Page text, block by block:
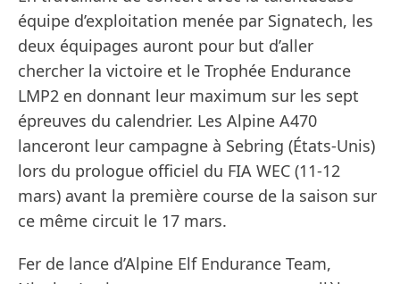
équipe d’exploitation menée par Signatech, les
deux équipages auront pour but d’aller
chercher la victoire et le Trophée Endurance
LMP2 en donnant leur maximum sur les sept
épreuves du calendrier. Les Alpine A470
lanceront leur campagne à Sebring (États-Unis)
lors du prologue officiel du FIA WEC (11-12
mars) avant la première course de la saison sur
ce même circuit le 17 mars.
Fer de lance d’Alpine Elf Endurance Team,